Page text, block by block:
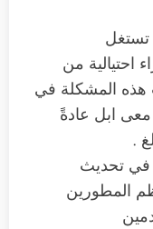
تستغل
احتيالية من
هذه المشكلة في
ابل عادةً
.
في تحديث
المطورين